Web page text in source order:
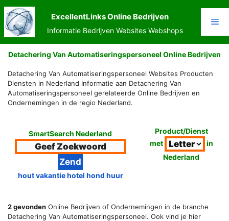
Ga
naar
de
inhoud
ExcellentLinks Online Bedrijven
Informatie Bedrijven Websites Webshops
Detachering Van Automatiseringspersoneel Online Bedrijven
Detachering Van Automatiseringspersoneel Websites Producten
Diensten in Nederland Informatie aan Detachering Van
Automatiseringspersoneel gerelateerde Online Bedrijven en
Ondernemingen in de regio Nederland.
SmartSearch Nederland
hout vakantie hotel hond huur
Product/Dienst
met
in
Nederland
2 gevonden Online Bedrijven of Ondernemingen in de branche
Detachering Van Automatiseringspersoneel. Ook vind je hier